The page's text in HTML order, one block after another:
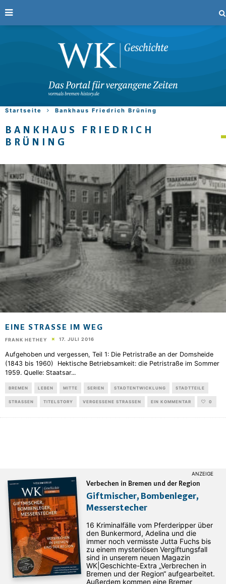
Startseite Bankhaus Friedrich Brüning
BANKHAUS FRIEDRICH
BRÜNING
EINE STRASSE IM WEG
FRANK HETHEY 17. JULI 2016
Aufgehoben und vergessen, Teil 1: Die Petristraße an der Domsheide
(1843 bis 1960) Hektische Betriebsamkeit: die Petristraße im Sommer
1959. Quelle: Staatsar...
BREMEN LEBEN MITTE SERIEN STADTENTWICKLUNG STADTTEILE
STRASSEN TITELSTORY VERGESSENE STRASSEN EIN KOMMENTAR 0
Verbechen in Bremen und der Region
Giftmischer, Bombenleger,
Messerstecher
16 Kriminalfälle vom Pferderipper über
den Bunkermord, Adelina und die
immer noch vermisste Jutta Fuchs bis
zu einem mysteriösen Vergiftungsfall
sind in unserem neuen Magazin
WK|Geschichte-Extra „Verbrechen in
Bremen und der Region“ aufgearbeitet.
Außerdem kommen eine Bremer